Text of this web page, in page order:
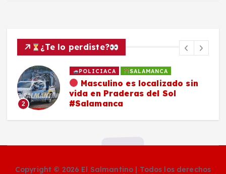
¿Te lo perdiste?
2
POLICIACA SALAMANCA
Masculino es localizado sin
vida en Praderas del Sol
#Salamanca
Copyright © 2026 El Salmantino | Todos los derechos